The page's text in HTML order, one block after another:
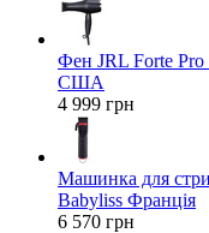
Фен JRL Forte Pro
США
4 999 грн
Машинка для
Babyliss Франція
6 570 грн